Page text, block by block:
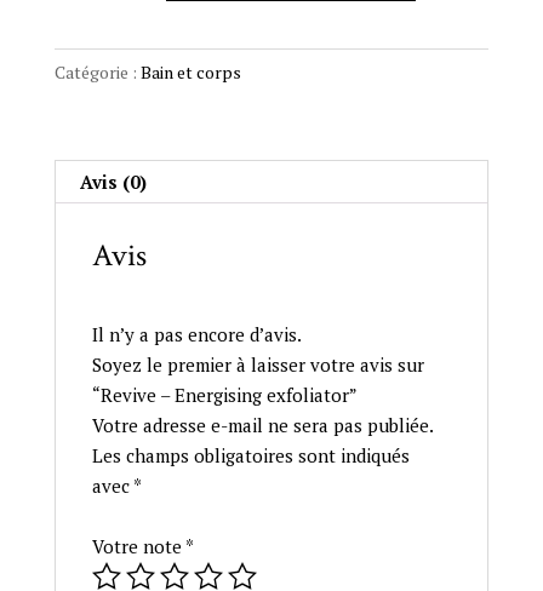
-
Energising
Catégorie : Bain et corps
Avis (0)
Avis
Il n’y a pas encore d’avis.
Soyez le premier à laisser votre avis sur
“Revive – Energising exfoliator”
Votre adresse e-mail ne sera pas publiée.
Les champs obligatoires sont indiqués
avec *
Votre note *